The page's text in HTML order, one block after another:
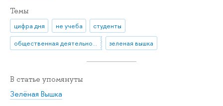
Темы
цифра дня не учеба
студенты
зеленая вышка
В статье упомянуты
Зелёная Вышка